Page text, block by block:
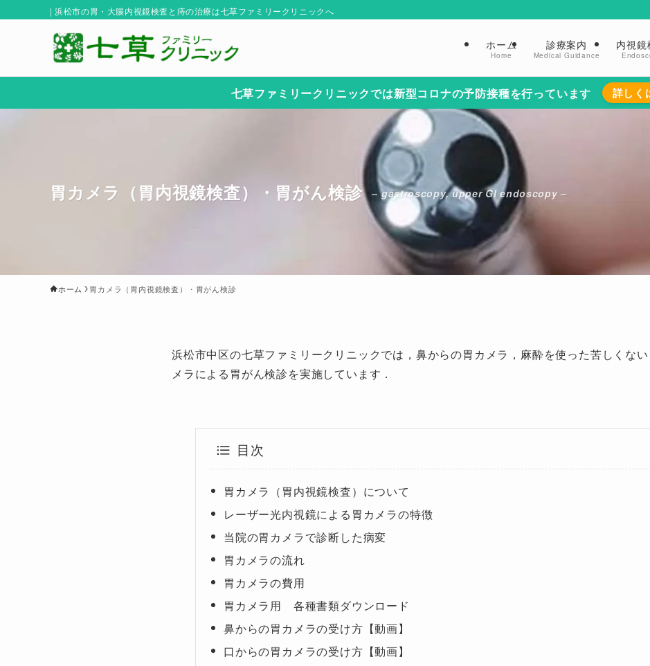
| 浜松市の胃・大腸内視鏡検査と痔の治療は七草ファミリークリニックへ
ホーム
Home
診療案内
Medical Guidance
内視鏡
七草ファミリークリニックでは新型コロナの予防接種を行っています 詳しく
胃カメラ（胃内視鏡検査）・胃がん検診 – gastroscopy, upper GI endoscopy –
ホーム 胃カメラ（胃内視鏡検査）・胃がん検診
浜松市中区の七草ファミリークリニックでは，鼻からの胃カメラ，麻酔を使った苦しくな
メラによる胃がん検診を実施しています．
目次
胃カメラ（胃内視鏡検査）について
レーザー光内視鏡による胃カメラの特徴
当院の胃カメラで診断した病変
胃カメラの流れ
胃カメラの費用
胃カメラ用 各種書類ダウンロード
鼻からの胃カメラの受け方【動画】
口からの胃カメラの受け方【動画】